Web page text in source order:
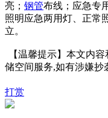
亮； 钢管布线；应急专
照明应急两用灯、正常
立。
【温馨提示】本文内
储空间服务,如有涉嫌抄
打赏